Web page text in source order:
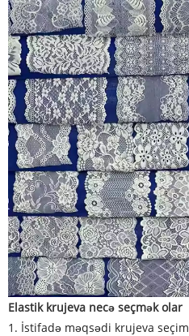
Elastik krujeva necə seçmək olar
1. İstifadə məqsədi krujeva